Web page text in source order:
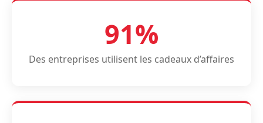
91%
Des entreprises utilisent les cadeaux d’affaires